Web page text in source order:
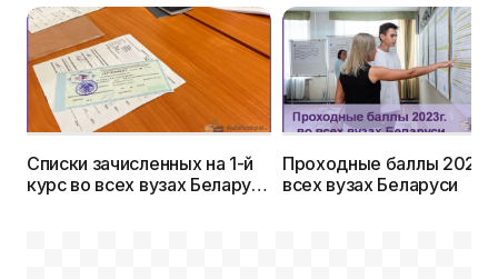
Списки зачисленных на 1-й
курс во всех вузах Беларуси
Проходные баллы
всех вузах Беларуси